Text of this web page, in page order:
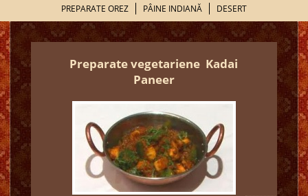
PREPARATE OREZ PÂINE INDIANĂ DESERT
Preparate vegetariene Kadai
Paneer